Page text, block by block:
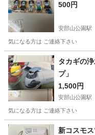
500円
安部山公園駅
気になる方は ご連絡下さい
福岡 北九州市 安部山公
タカギの
プ」
1,500円
安部山公園駅
気になる方は ご連絡下さい
福岡 北九州市 安部山公
新コスモ